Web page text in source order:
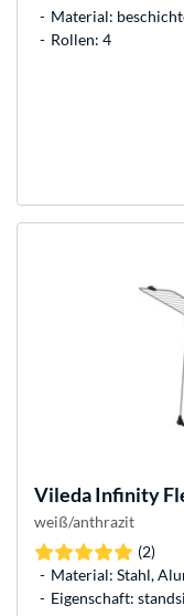
Material:
Rollen: 4
ViledaInfinity
weiß/anthrazit
(2)
Material: Stahl,
Eigenschaft: